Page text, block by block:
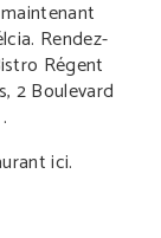
Rendez-
Régent
2 Boulevard
ici.